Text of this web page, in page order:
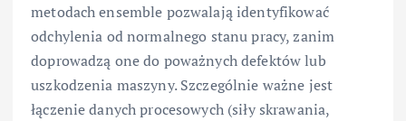
metodach ensemble pozwalają identyfikować
odchylenia od normalnego stanu pracy, zanim
doprowadzą one do poważnych defektów lub
uszkodzenia maszyny. Szczególnie ważne jest
łączenie danych procesowych (siły skrawania,